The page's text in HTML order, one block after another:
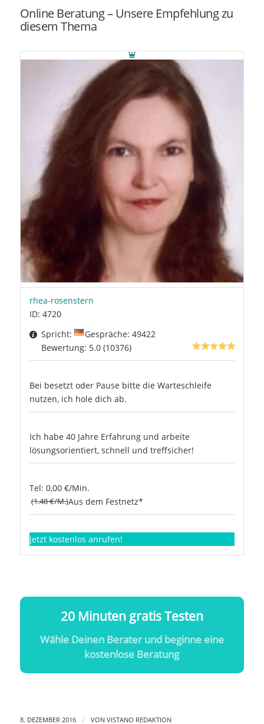
Online Beratung – Unsere Empfehlung zu
diesem Thema
rhea-rosenstern
ID: 4720
Spricht:
Gespräche: 49422
Bewertung: 5.0 (10376)
Bei besetzt oder Pause bitte die Warteschleife
nutzen, ich hole dich ab.
Ich habe 40 Jahre Erfahrung und arbeite
lösungsorientiert, schnell und treffsicher!
Tel: 0,00 €/Min.
(1.48 €/M.)Aus dem Festnetz*
Jetzt kostenlos anrufen!
20 Minuten gratis Testen
Wähle Deinen Berater und beginne eine
kostenlose Beratung
8. DEZEMBER 2016 / VON VISTANO REDAKTION